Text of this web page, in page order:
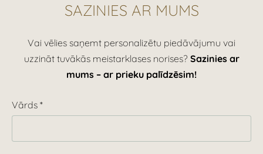
SAZINIES AR MUMS
Vai vēlies saņemt personalizētu piedāvājumu vai
uzzināt tuvākās meistarklases norises? Sazinies ar
mums – ar prieku palīdzēsim!
Vārds *